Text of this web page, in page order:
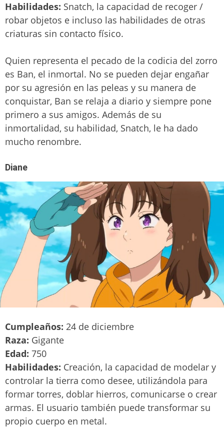
Habilidades: Snatch, la capacidad de recoger /
robar objetos e incluso las habilidades de otras
criaturas sin contacto físico.
Quien representa el pecado de la codicia del zorro
es Ban, el inmortal. No se pueden dejar engañar
por su agresión en las peleas y su manera de
conquistar, Ban se relaja a diario y siempre pone
primero a sus amigos. Además de su
inmortalidad, su habilidad, Snatch, le ha dado
mucho renombre.
Diane
Cumpleaños: 24 de diciembre
Raza: Gigante
Edad: 750
Habilidades: Creación, la capacidad de modelar y
controlar la tierra como desee, utilizándola para
formar torres, doblar hierros, comunicarse o crear
armas. El usuario también puede transformar su
propio cuerpo en metal.